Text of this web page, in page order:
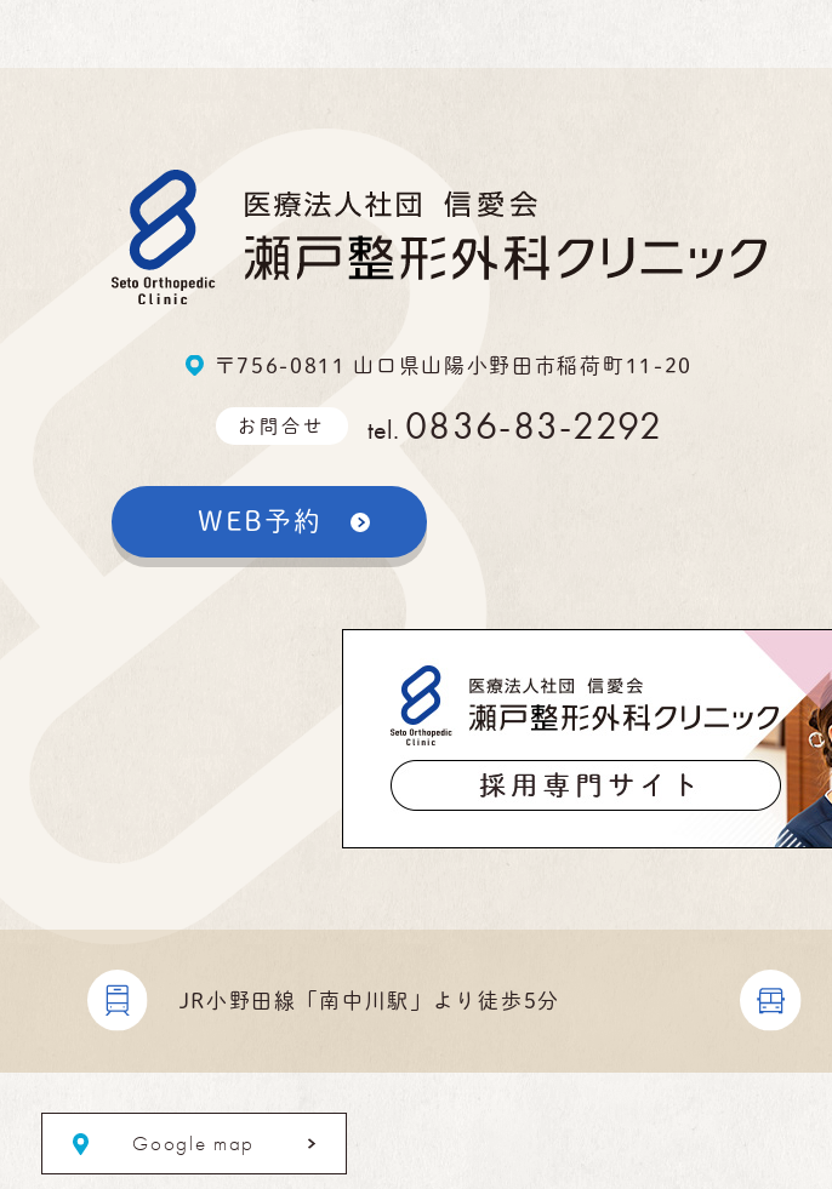
〒756-0811 山口県山陽小野田市稲荷町11-20
お問合せ tel. 0836-83-2292
WEB予約
JR小野田線 「南中川駅」より徒歩5分
Google map